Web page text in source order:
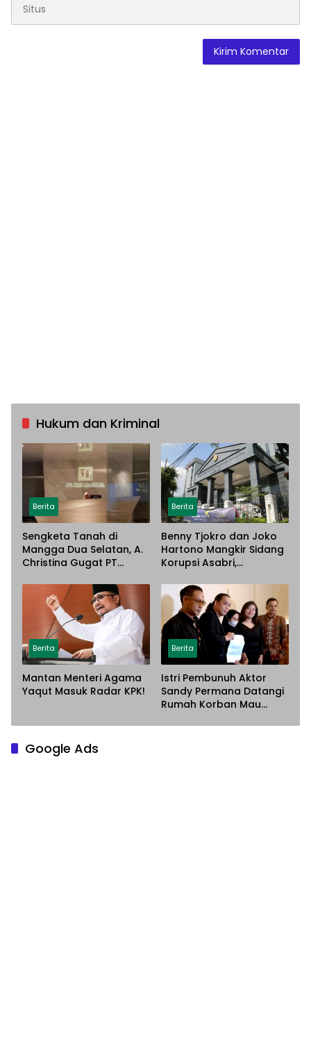
Hukum dan Kriminal
Berita
Sengketa Tanah di
Mangga Dua Selatan, A.
Christina Gugat PT
Dugaan Penyerobotan
Lahan
Berita
Benny Tjokro dan Joko
Hartono Mangkir Sidang
Korupsi Asabri,
Paksa
Berita
Mantan Menteri Agama
Yaqut Masuk Radar KPK!
Berita
Istri Pembunuh Aktor
Sandy Permana Datangi
Rumah Korban Mau
Google Ads